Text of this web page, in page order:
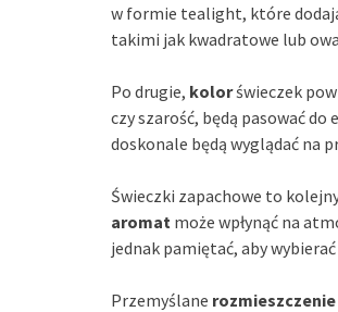
w formie tealight, które
takimi jak kwadratowe lub
Po drugie, kolorświeczek
czy szarość, będą pasować
doskonale będą wyglądać na
Świeczki zapachowe to
aromat może wpłynąć na
jednak pamiętać, aby
Przemyślane